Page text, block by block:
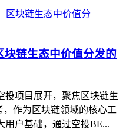
链生态中价值分发的
投项目展开，聚焦区块链生
作为区块链领域的核心工
用户基础，通过空投BE...